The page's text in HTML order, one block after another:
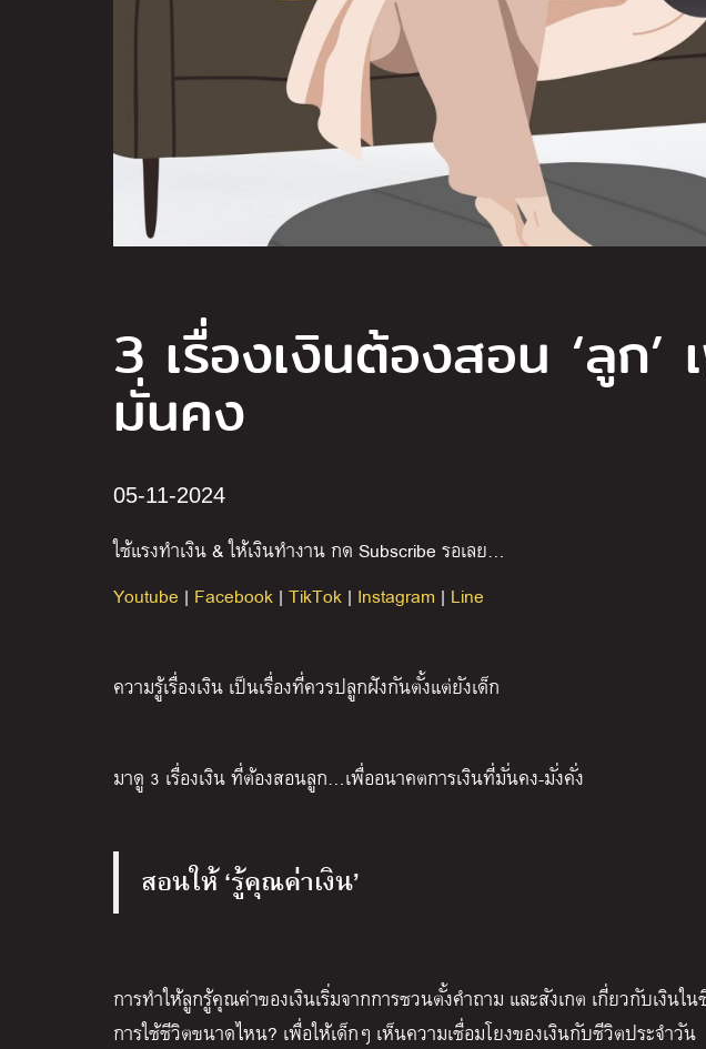
3 เรื่องเงินต้องสอน ‘ลูก’
มั่นคง
05-11-2024
ใช้แรงทำเงิน&ให้เงินทำงาน กด Subscribe รอเลย…
Youtube | Facebook | TikTok | Instagram | Line
ความรู้เรื่องเงิน เป็นเรื่องที่ควรปลูกฝังกันตั้งแต่ยังเด็ก
มาดู 3 เรื่องเงิน ที่ต้องสอนลูก…เพื่ออนาคตการเงินที่มั่นคง-มั่งคั่ง
สอนให้ ‘รู้คุณค่าเงิน’
การทำให้ลูกรู้คุณค่าของเงินเริ่มจากการชวนตั้งคำถาม และสังเกต เกี่ยวกับเงินใ
การใช้ชีวิตขนาดไหน? เพื่อให้เด็กๆ เห็นความเชื่อมโยงของเงินกับชีวิตประจำวัน